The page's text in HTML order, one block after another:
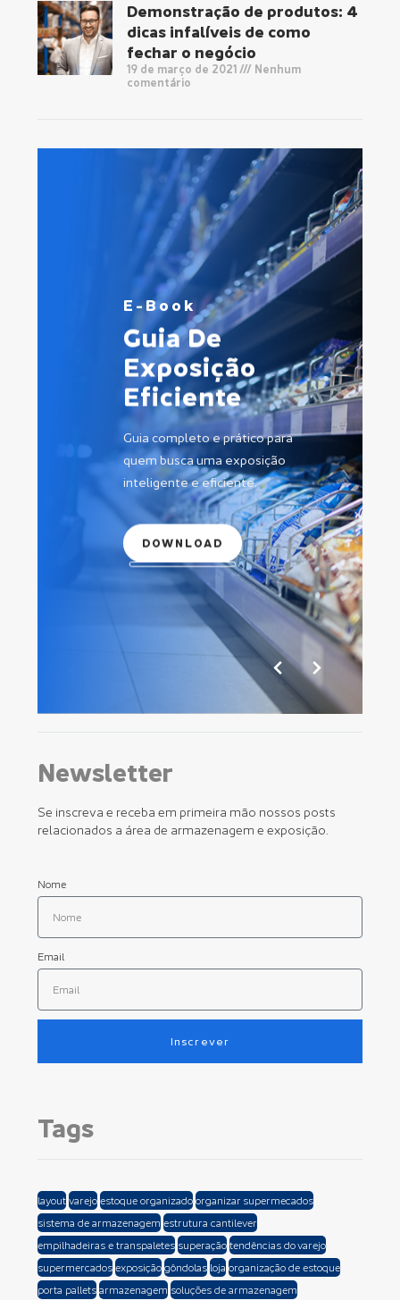
Demonstração de produtos: 4
dicas infalíveis de como
fechar o negócio
19 de março de 2021
Nenhum
comentário
E-Book
GuiaDe
Exposição
Eficiente
Guia completo e prático para
quem busca uma exposição
inteligente e eficiente.
DOWNLOAD
Newsletter
Se inscreva e receba em primeira mão nossos posts
relacionados a área de armazenagem e exposição.
Nome
Email
Inscrever
Tags
layout varejo estoque organizado organizar supermecados
sistema de armazenagem estrutura cantilever
empilhadeiras e transpaletes superação tendências do varejo
supermercados exposição gôndolas loja organização de estoque
porta pallets armazenagem soluções de armazenagem